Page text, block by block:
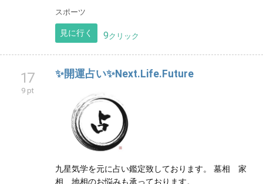
スポーツ
見に行く 9クリック
17
9 pt
✨開運占い✨Next.Life.Future
九星気学を元に占い鑑定致しております。 墓相 家
相 地相のお悩みも承っております。